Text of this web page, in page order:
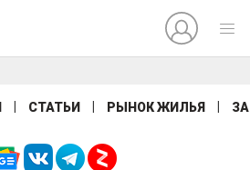
СТАТЬИ РЫНОК ЖИЛЬЯ